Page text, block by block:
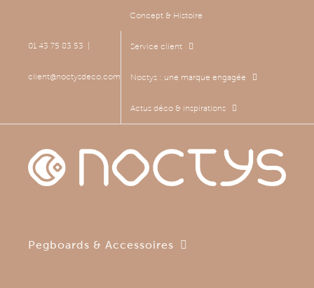
contenu01 43 75 83 53
client@noctysdeco.com
Concept & Histoire
Service client
Noctys : une marque engagée
Actus déco & inspirations
Pegboards & Accessoires